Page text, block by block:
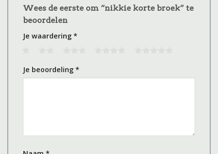
Wees de eerste om “nikkie korte broek” te
beoordelen
Je waardering *
Je beoordeling *